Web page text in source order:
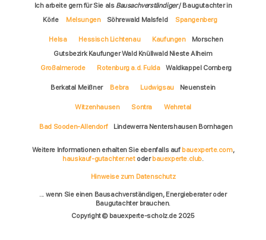
Ich arbeite gern für Sie als Bausachverständiger/ Baugutachter in
Körle
Melsungen Söhrewald Malsfeld Spangenberg
Helsa Hessisch Lichtenau Kaufungen
Morschen
Gutsbezirk Kaufunger Wald Knüllwald Nieste Alheim
Großalmerode
Rotenburg a.d. Fulda Waldkappel Cornberg
Berkatal Meißner Bebra Ludwigsau Neuenstein
Witzenhausen Sontra Wehretal
Bad Sooden-Allendorf Lindewerra Nentershausen Bornhagen
Weitere Informationen erhalten Sie ebenfalls auf bauexperte.com,
hauskauf-gutachter.netoderbauexperte.club.
Hinweise zum Datenschutz
... wenn Sie einen Bausachverständigen, Energieberater oder
Baugutachter brauchen.
Copyright © bauexperte-scholz.de 2025